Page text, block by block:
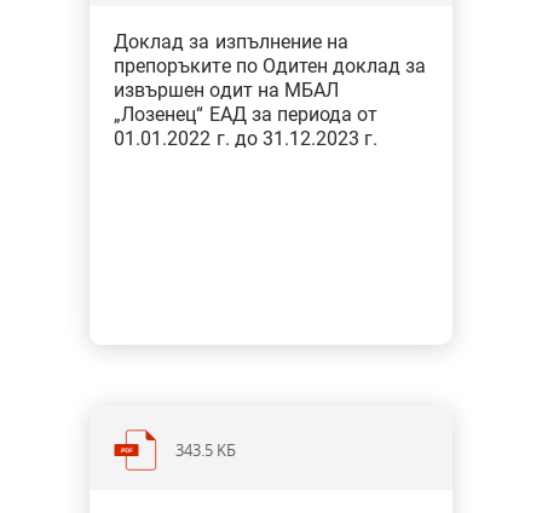
социална политика
Тип: Специфичен одит
Препоръката на министъра на
Доклад за изпълнение на
препоръките по Одитен доклад за
извършен одит на МБАЛ
„Лозенец“ ЕАД за периода от
01.01.2022 г. до 31.12.2023 г.
343.5 KБ